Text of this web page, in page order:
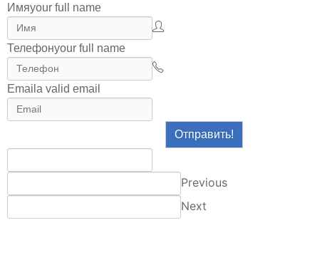
Имяyour full name
Телефонyour full name
Email a valid email
Отправить!
Previous
Next